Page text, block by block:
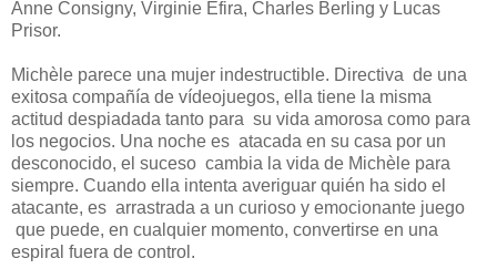
Anne Consigny, Virginie Efira, Charles Berling y Lucas
Prisor.
Michèle parece una mujer indestructible. Directiva de una
exitosa compañía de vídeojuegos, ella tiene la misma
actitud despiadada tanto para su vida amorosa como para
los negocios. Una noche es atacada en su casa por un
desconocido, el suceso cambia la vida de Michèle para
siempre. Cuando ella intenta averiguar quién ha sido el
atacante, es arrastrada a un curioso y emocionante juego
que puede, en cualquier momento, convertirse en una
espiral fuera de control.